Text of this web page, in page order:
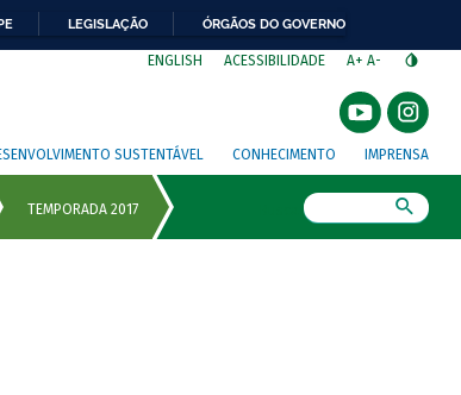
LEGISLAÇÃO ÓRGÃOS DO GOVERNO
ENGLISH ACESSIBILIDADE A+ A-
SUSTENTÁVEL CONHECIMENTO IMPRENSA